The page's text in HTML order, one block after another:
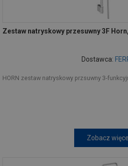
Zestaw natryskowy przesuwny 3F
Dostawca:
HORN zestaw natryskowy przsuwny 3-
Zobacz